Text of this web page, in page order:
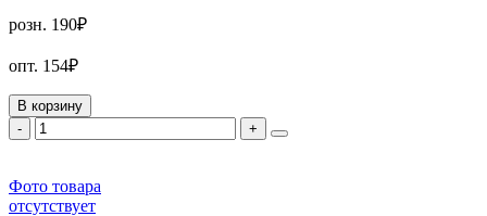
розн. 190₽
опт. 154₽
В корзину
-
+
Фото товара
отсутствует